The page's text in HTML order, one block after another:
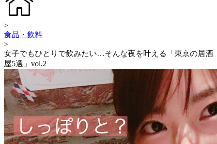
>
食品・飲料
>
女子でもひとりで飲みたい…そんな夜を叶える「東京の居酒
屋5選」vol.2